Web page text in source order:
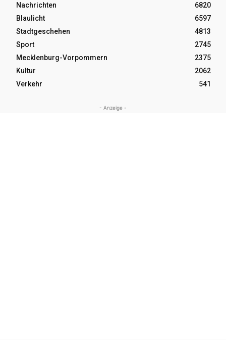
Nachrichten
6820
Blaulicht
6597
Stadtgeschehen
4813
Sport
2745
Mecklenburg-Vorpommern
2375
Kultur
2062
Verkehr
541
- Anzeige -